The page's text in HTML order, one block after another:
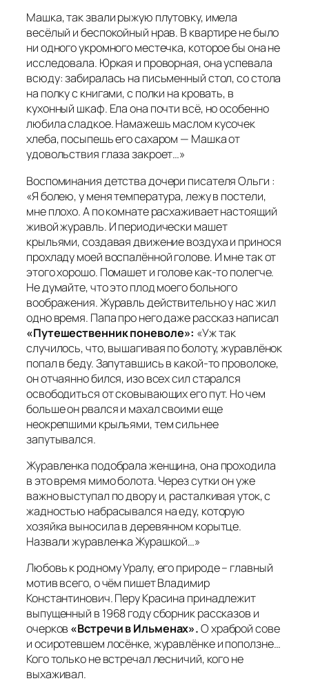
Машка, так звали рыжую плутовку, имела
весёлый и беспокойный нрав. В квартире не было
ни одного укромного местечка, которое бы она не
исследовала. Юркая и проворная, она успевала
всюду: забиралась на письменный стол, со стола
на полку с книгами, с полки на кровать, в
кухонный шкаф. Ела она почти всё, но особенно
любила сладкое. Намажешь маслом кусочек
хлеба, посыпешь его сахаром — Машка от
удовольствия глаза закроет…»
Воспоминания детства дочери писателя Ольги :
«Я болею, у меня температура, лежу в постели,
мне плохо. А по комнате расхаживает настоящий
живой журавль. И периодически машет
крыльями, создавая движение воздуха и принося
прохладу моей воспалённой голове. И мне так от
этого хорошо. Помашет и голове как-то полегче.
Не думайте, что это плод моего больного
воображения. Журавль действительно у нас жил
одно время. Папа про него даже рассказ написал
«Путешественник поневоле»: «Уж так
случилось, что, вышагивая по болоту, журавлёнок
попал в беду. Запутавшись в какой-то проволоке,
он отчаянно бился, изо всех сил старался
освободиться от сковывающих его пут. Но чем
больше он рвался и махал своими еще
неокрепшими крыльями, тем сильнее
запутывался.
Журавленка подобрала женщина, она проходила
в это время мимо болота. Через сутки он уже
важно выступал по двору и, расталкивая уток, с
жадностью набрасывался на еду, которую
хозяйка выносила в деревянном корытце.
Назвали журавленка Журашкой…»
Любовь к родному Уралу, его природе – главный
мотив всего, о чём пишет Владимир
Константинович. Перу Красина принадлежит
выпущенный в 1968 году сборник рассказов и
очерков «Встречи в Ильменах».О храброй сове
и осиротевшем лосёнке, журавлёнке и поползне…
Кого только не встречал лесничий, кого не
выхаживал.